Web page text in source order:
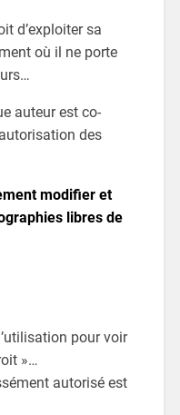
d’exploiter sa
où il ne porte
auteur est co-
des
modifier et
libres de
pour voir
»…
autorisé est